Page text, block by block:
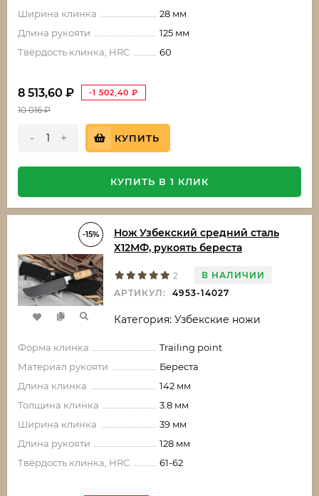
Ширина клинка
28 мм
Длина рукояти
125 мм
Твёрдость клинка, HRC
60
8 513,60 ₽ -1 502,40 ₽
10 016₽
- + КУПИТЬ
КУПИТЬ В 1 КЛИК
-15%
Нож Узбекский средний сталь
Х12МФ, рукоять береста
2
В НАЛИЧИИ
АРТИКУЛ:
4953-14027
Категория: Узбекские ножи
Форма клинка
Trailing point
Материал рукояти
Береста
Длина клинка
142 мм
Толщина клинка
3.8 мм
Ширина клинка
39 мм
Длина рукояти
128 мм
Твёрдость клинка, HRC
61-62